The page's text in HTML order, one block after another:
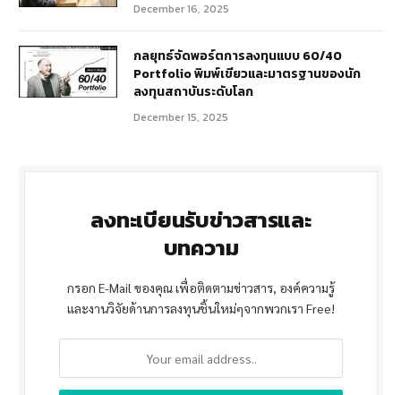
December 16, 2025
กลยุทธ์จัดพอร์ตการลงทุนแบบ 60/40
Portfolio พิมพ์เขียวและมาตรฐานของนัก
ลงทุนสถาบันระดับโลก
December 15, 2025
ลงทะเบียนรับข่าวสารและ
บทความ
กรอก E-Mail ของคุณ เพื่อติดตามข่าวสาร, องค์ความรู้
และงานวิจัยด้านการลงทุนชิ้นใหม่ๆจากพวกเรา Free!